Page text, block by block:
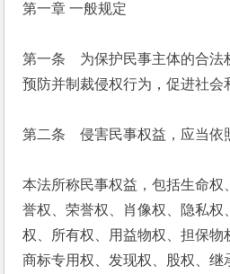
第一章 一般规定
第一条　为保护民事主体的合法
预防并制裁侵权行为，促进社会
第二条　侵害民事权益，应当依
本法所称民事权益，包括生命权
誉权、荣誉权、肖像权、隐私权
权、所有权、用益物权、担保物
商标专用权、发现权、股权、继